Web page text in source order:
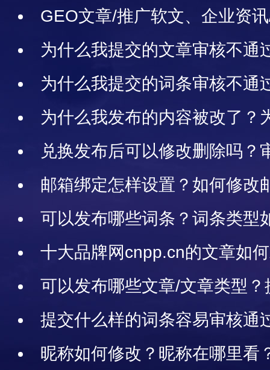
络身份认证？
GEO文章/推广软文、企业资
区别，选哪个比较好?
为什么我提交的文章审核不通
原因/类型
为什么我提交的词条审核不通
原因为什么我发布的内容被改了？
告风险兑换发布后可以修改删除吗？
币，删除会返还金币吗？
邮箱绑定怎样设置？如何修改
改
可以发布哪些词条？词条类型
例说明
十大品牌网cnpp.cn的文章如
布后展示在买购网还是十大品牌
可以发布哪些文章/文章类型
审核通过？容易审核通过的文章
提交什么样的词条容易审核通
条说明
昵称如何修改？昵称在哪里看